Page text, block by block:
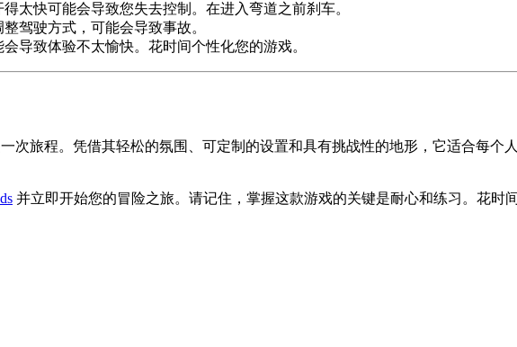
得太快可能会导致您失去控制。在进入弯道之前刹车。
驾驶方式，可能会导致事故。
导致体验不太愉快。花时间个性化您的游戏。
旅程。凭借其轻松的氛围、可定制的设置和具有挑战性的地形，它适合每个
并立即开始您的冒险之旅。请记住，掌握这款游戏的关键是耐心和练习。花时